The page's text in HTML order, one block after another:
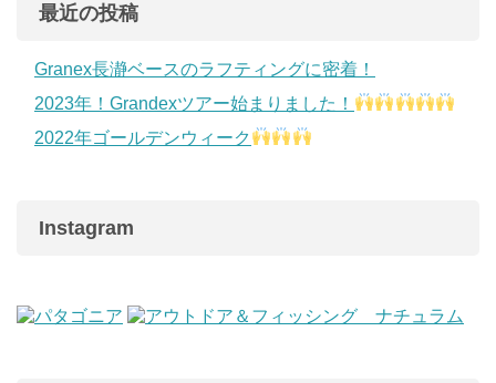
最近の投稿
Granex長瀞ベースのラフティングに密着！
2023年！Grandexツアー始まりました！
2022年ゴールデンウィーク
Instagram